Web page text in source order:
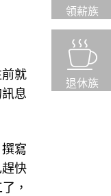
就
息
寫
快
，
領薪族
退休族